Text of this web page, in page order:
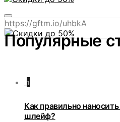
https://gftm.io/uhbkA
Популярные
1
Как правильно
шлейф?